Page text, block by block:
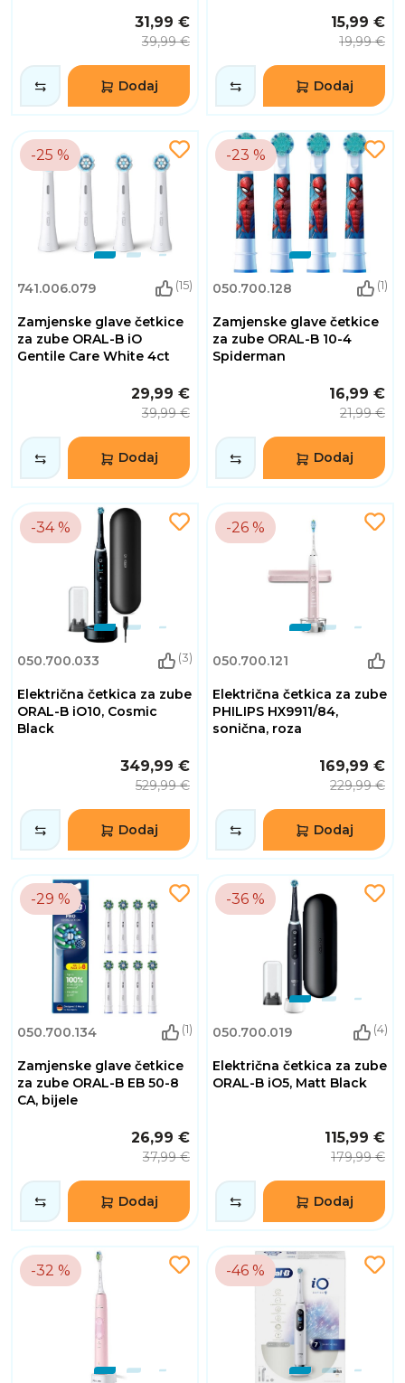
31,99 €
39,99 €
Dodaj
15,99 €
19,99 €
Dodaj
-25 %
741.006.079 (15)
Zamjenske glave četkice
za zube ORAL-B iO
Gentile Care White 4ct
29,99 €
39,99 €
Dodaj
-23 %
050.700.128 (1)
Zamjenske glave četkice
za zube ORAL-B 10-4
Spiderman
16,99 €
21,99 €
Dodaj
-34 %
050.700.033 (3)
Električna četkica za zube
ORAL-B iO10, Cosmic
Black
349,99 €
529,99 €
Dodaj
-26 %
050.700.121
Električna četkica za zube
PHILIPS HX9911/84,
sonična, roza
169,99 €
229,99 €
Dodaj
-29 %
050.700.134 (1)
Zamjenske glave četkice
za zube ORAL-B EB 50-8
CA, bijele
26,99 €
37,99 €
Dodaj
-36 %
050.700.019 (4)
Električna četkica za zube
ORAL-B iO5, Matt Black
115,99 €
179,99 €
Dodaj
-32 % -46 %